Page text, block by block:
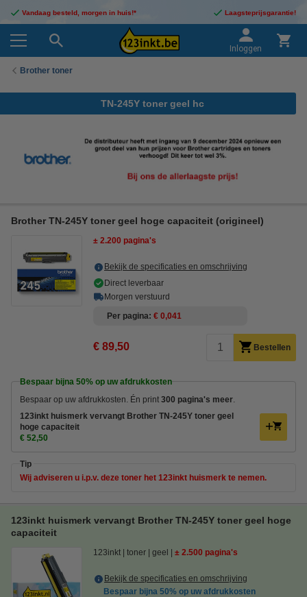
Vandaag besteld, morgen in huis!* Laagsteprijsgarantie!
Inloggen
Brother toner
TN-245Y toner geel hc
Brother TN-245Y toner geel hoge capaciteit (origineel)
± 2.200 pagina's
Bekijk de specificaties en omschrijving
Direct leverbaar
Morgen verstuurd
Per pagina € 0,041
€ 89,50 Bestellen
Bespaar bijna 50% op uw afdrukkosten
Bespaar op uw afdrukkosten. Én print 300 pagina's meer
123inkt huismerk vervangt Brother TN-245Y toner geel
hoge capaciteit
€ 52,50
Tip
Wij adviseren u i.p.v. deze toner het 123inkt huismerk te nemen.
123inkt huismerk vervangt Brother TN-245Y toner geel hoge
capaciteit
123inkt toner geel ± 2.500 pagina's
Bekijk de specificaties en omschrijving
Bespaar bijna 50% op uw afdrukkosten